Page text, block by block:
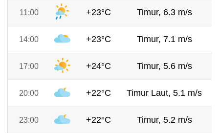
11:00 +23°C Timur, 6.3 m/s
14:00 +23°C Timur, 7.1 m/s
17:00 +24°C Timur, 5.6 m/s
20:00 +22°C Timur Laut, 5.1 m/s
23:00 +22°C Timur, 5.2 m/s